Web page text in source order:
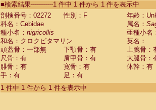
CebidaeSaguinus labiatus(0)
Cebidae Saguinus leucopus (0)
Cebidae
CebidaeSaguinus mystax
CebidaeSaguinus nigricollis (1)
Cebidae Saguinus oedipus
Cebidae Saguinus weddelli
Cebidae Saguinusspp.
Cebidae Aotus trivirgatus
Cebidae Cebus albifrons
■検索結果-----------1 件中 1 件から 1 件を表示中
剖検番号：02272
性別：F
年齢：
科名：Cebidae
属名：
種小名： nigricollis
亜種小名
和名：クロクビタマリン
英名：
頭蓋骨：一部無
下顎骨：有
上腕骨：
尺骨：有
肩甲骨：有
大腿骨：
腓骨：有
寛骨：有
体幹：有
手：有
足：有
1 件中 1 件から 1 件を表示中